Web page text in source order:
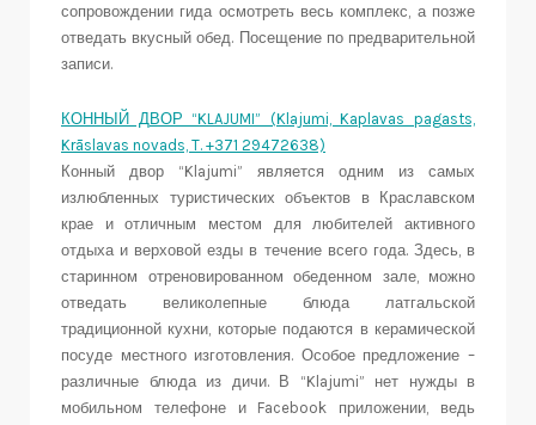
сопровождении гида осмотреть весь комплекс, а позже
отведать вкусный обед. Посещение по предварительной
записи.
КОННЫЙ ДВОР “KLAJUMI” (Klajumi, Kaplavas pagasts,
Krāslavas novads, T. +371 29472638)
Конный двор “Klajumi” является одним из самых
излюбленных туристических объектов в Краславском
крае и отличным местом для любителей активного
отдыха и верховой езды в течение всего года. Здесь, в
старинном отреновированном обеденном зале, можно
отведать великолепные блюда латгальской
традиционной кухни, которые подаются в керамической
посуде местного изготовления. Особое предложение –
различные блюда из дичи. В “Klajumi” нет нужды в
мобильном телефоне и Facebook приложении, ведь